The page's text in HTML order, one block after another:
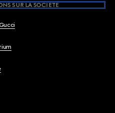
SUR LA SOCIETE